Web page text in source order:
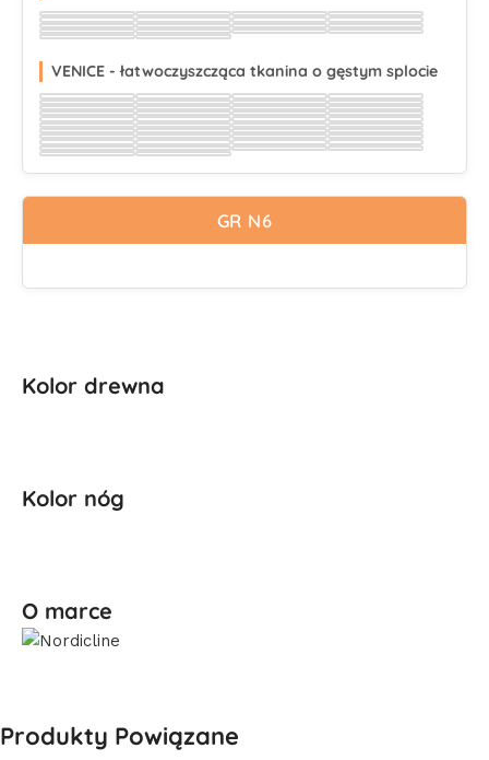
Wybierz Wybierz Wybierz Wybierz
Wybierz Wybierz Wybierz Wybierz
Wybierz Wybierz Wybierz Wybierz
Wybierz Wybierz
VENICE - łatwoczyszcząca tkanina o gęstym splocie
Wybierz Wybierz Wybierz Wybierz
Wybierz Wybierz Wybierz Wybierz
Wybierz Wybierz Wybierz Wybierz
Wybierz Wybierz Wybierz Wybierz
Wybierz Wybierz Wybierz Wybierz
Wybierz Wybierz Wybierz Wybierz
Wybierz Wybierz Wybierz Wybierz
Wybierz Wybierz Wybierz Wybierz
Wybierz Wybierz Wybierz Wybierz
Wybierz Wybierz
GR N6
Kolor drewna
Kolor nóg
O marce
Produkty Powiązane